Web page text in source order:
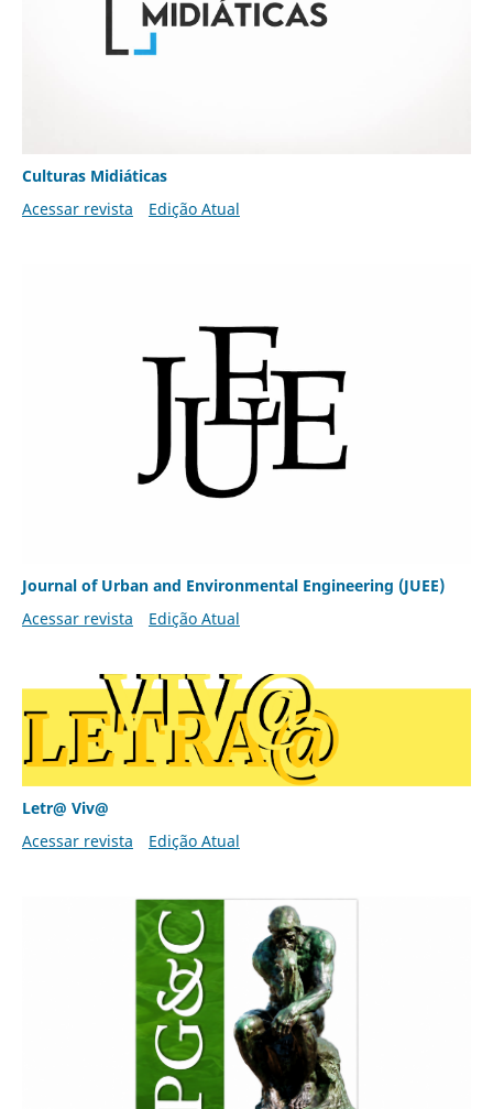
Culturas Midiáticas
Acessar revista
Edição Atual
Journal of Urban and Environmental Engineering (JUEE)
Acessar revista
Edição Atual
Letr@ Viv@
Acessar revista
Edição Atual